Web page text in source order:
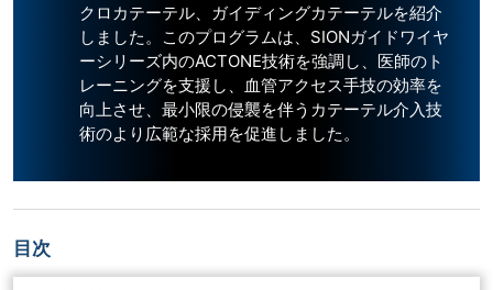
クロカテーテル、ガイディングカテーテルを紹介
しました。このプログラムは、SIONガイドワイヤ
ーシリーズ内のACTONE技術を強調し、医師のト
レーニングを支援し、血管アクセス手技の効率を
向上させ、最小限の侵襲を伴うカテーテル介入技
術のより広範な採用を促進しました。
目次